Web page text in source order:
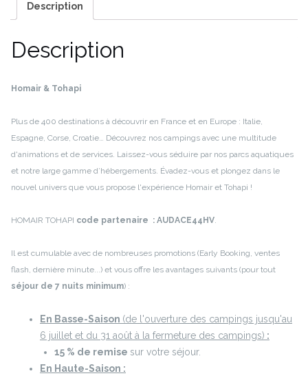
Description
Description
Homair & Tohapi
Plus de 400 destinations à découvrir en France et en Europe : Italie,
Espagne, Corse, Croatie…
Découvrez nos campings avec une multitude
d'animations et de services. Laissez-vous séduire par nos parcs aquatiques
et notre large gamme d’hébergements. Évadez-vous et plongez dans le
nouvel univers que vous propose l'expérience Homair et Tohapi !
HOMAIR TOHAPI code partenaire : AUDACE44HV
Il est cumulable avec de nombreuses promotions (Early Booking, ventes
flash, dernière minute...) et vous offre les avantages suivants (pour tout
séjour de 7 nuits minimum) :
En Basse-Saison (de l'ouverture des campings jusqu'au
6 juillet et du 31 août à la fermeture des campings) :
15 % de remise sur votre séjour.
En Haute-Saison :